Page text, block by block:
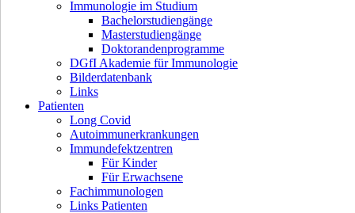
Immunologie im Studium
Bachelorstudiengänge
Masterstudiengänge
Doktorandenprogramme
DGfI Akademie für Immunologie
Bilderdatenbank
Links
Patienten
Long Covid
Autoimmunerkrankungen
Immundefektzentren
Für Kinder
Für Erwachsene
Fachimmunologen
Links Patienten